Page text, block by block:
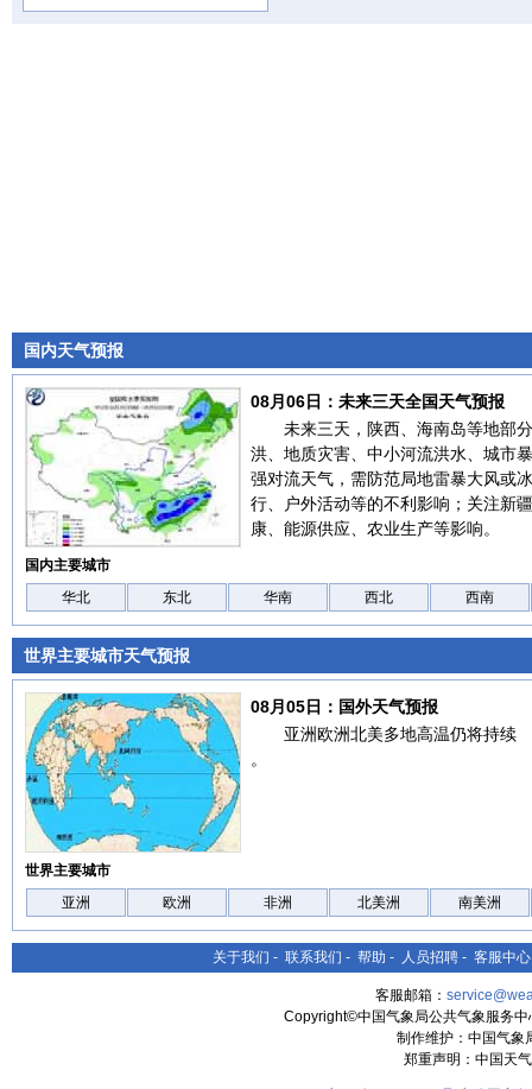
国内天气预报
08月06日：未来三天全国天气预报
未来三天，陕西、海南岛等地部
洪、地质灾害、中小河流洪水、城市
强对流天气，需防范局地雷暴大风或
行、户外活动等的不利影响；关注新
康、能源供应、农业生产等影响。
国内主要城市
华北
东北 华南 西北 西南
世界主要城市天气预报
08月05日：国外天气预报
亚洲欧洲北美多地高温仍将持续
。
世界主要城市
亚洲
欧洲 非洲 北美洲 南美洲
关于我们 - 联系我们 - 帮助 - 人员招聘 - 客服中心
客服邮箱：
Copyright©中国气象局公共气象服务
制作维护：中国气象
郑重声明：中国天